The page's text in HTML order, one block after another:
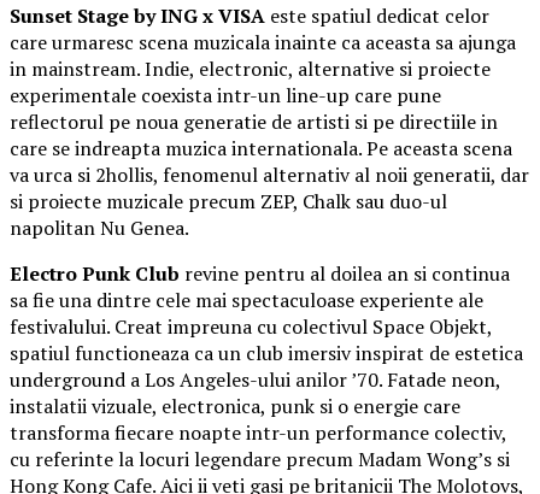
Sunset Stage by ING x VISA este spatiul dedicat celor
care urmaresc scena muzicala inainte ca aceasta sa ajunga
in mainstream. Indie, electronic, alternative si proiecte
experimentale coexista intr-un line-up care pune
reflectorul pe noua generatie de artisti si pe directiile in
care se indreapta muzica internationala. Pe aceasta scena
va urca si 2hollis, fenomenul alternativ al noii generatii, dar
si proiecte muzicale precum ZEP, Chalk sau duo-ul
napolitan Nu Genea.
Electro Punk Club revine pentru al doilea an si continua
sa fie una dintre cele mai spectaculoase experiente ale
festivalului. Creat impreuna cu colectivul Space Objekt,
spatiul functioneaza ca un club imersiv inspirat de estetica
underground a Los Angeles-ului anilor ’70. Fatade neon,
instalatii vizuale, electronica, punk si o energie care
transforma fiecare noapte intr-un performance colectiv,
cu referinte la locuri legendare precum Madam Wong’s si
Hong Kong Cafe. Aici ii veti gasi pe britanicii The Molotovs,